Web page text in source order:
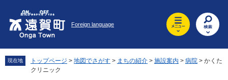
先
頭
を
飛
Foreign language
現在地 トップページ > 地図でさがす > まちの紹介 > 施設案内 > 病院 > かくた
クリニック